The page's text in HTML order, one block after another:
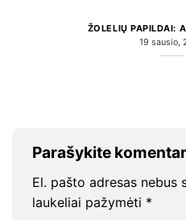
ŽOLELIŲ PAPILDAI:
19 sausio,
Parašykite
El. pašto adresas nebus
laukeliai pažymėti *